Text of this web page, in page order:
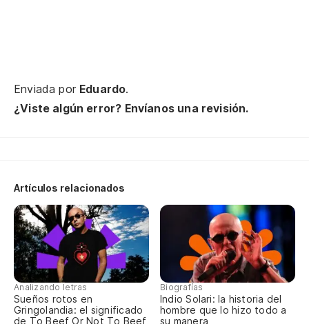
Enviada por Eduardo.
¿Viste algún error? Envíanos una revisión.
Artículos relacionados
Analizando letras
Sueños rotos en
Gringolandia: el significado
de To Beef Or Not To Beef
Biografías
Indio Solari: la historia del
hombre que lo hizo todo a
su manera